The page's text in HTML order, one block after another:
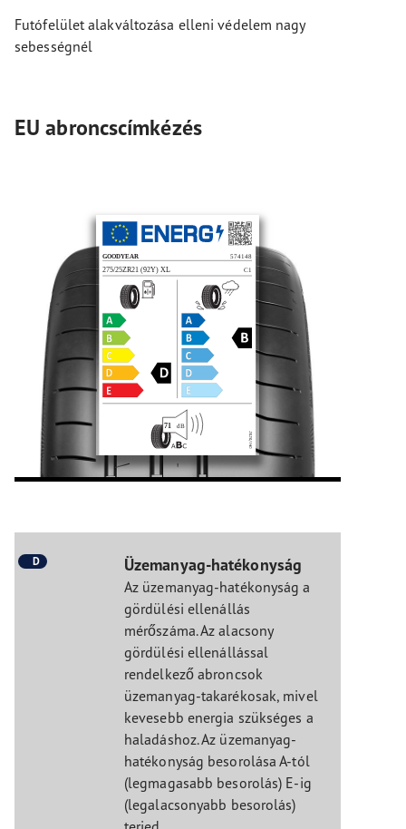
Futófelület alakváltozása elleni védelem nagy
sebességnél
EU abroncscímkézés
D Üzemanyag-hatékonyság
Az üzemanyag-hatékonyság a
gördülési ellenállás
mérőszáma. Az alacsony
gördülési ellenállással
rendelkező abroncsok
üzemanyag-takarékosak, mivel
kevesebb energia szükséges a
haladáshoz. Az üzemanyag-
hatékonyság besorolása A-tól
(legmagasabb besorolás) E-ig
(legalacsonyabb besorolás)